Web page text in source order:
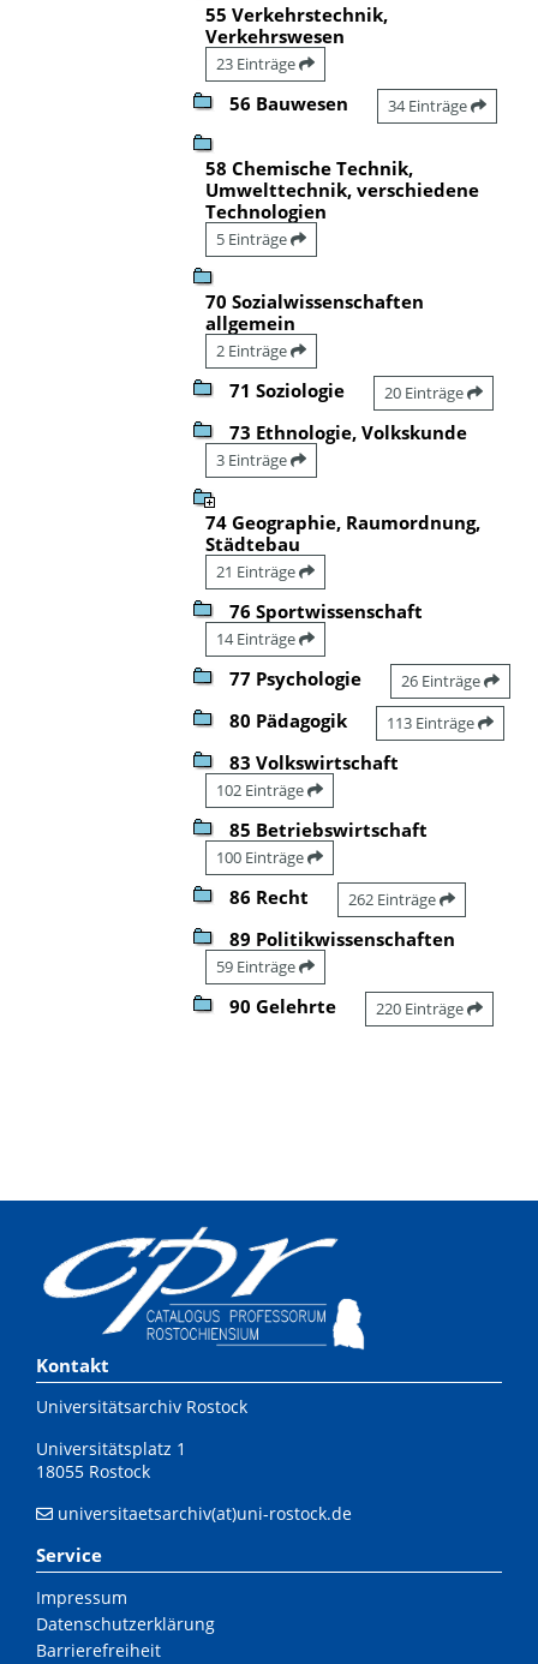
55 Verkehrstechnik,
Verkehrswesen
23 Einträge
56 Bauwesen 34 Einträge
58 Chemische Technik,
Umwelttechnik, verschiedene
Technologien
5 Einträge
70 Sozialwissenschaften
allgemein
2 Einträge
71 Soziologie 20 Einträge
73 Ethnologie, Volkskunde
3 Einträge
74 Geographie, Raumordnung,
Städtebau
21 Einträge
76 Sportwissenschaft
14 Einträge
77 Psychologie 26 Einträge
80 Pädagogik 113 Einträge
83 Volkswirtschaft
102 Einträge
85 Betriebswirtschaft
100 Einträge
86 Recht 262 Einträge
89 Politikwissenschaften
59 Einträge
90 Gelehrte 220 Einträge
Kontakt
Universitätsarchiv Rostock
Universitätsplatz 1
18055 Rostock
universitaetsarchiv(at)uni-rostock.de
Service
Impressum
Datenschutzerklärung
Barrierefreiheit